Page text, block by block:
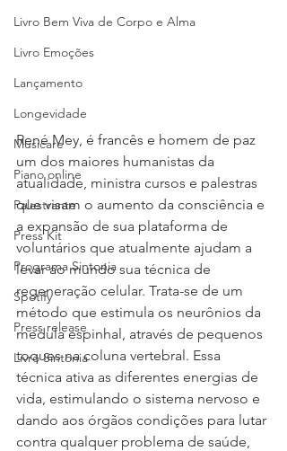
Livro Bem Viva de Corpo e Alma
Livro Emoções
Lançamento
Longevidade
Musicare
Piano online
Palestrante
Press Kit
Programa Sintonia
Spotify
Press release
Livro Sintonia
René Mey, é francês e homem de paz
um dos maiores humanistas da
atualidade, ministra cursos e palestras
que visam o aumento da consciência e
a expansão de sua plataforma de
voluntários que atualmente ajudam a
levar ao mundo sua técnica de
regeneração celular. Trata-se de um
método que estimula os neurônios da
medula espinhal, através de pequenos
toques na coluna vertebral. Essa
técnica ativa as diferentes energias de
vida, estimulando o sistema nervoso e
dando aos órgãos condições para lutar
contra qualquer problema de saúde,